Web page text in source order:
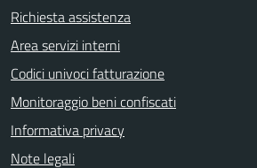
Richiesta assistenza
Area servizi interni
Codici univoci fatturazione
Monitoraggio beni confiscati
Informativa privacy
Note legali